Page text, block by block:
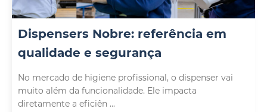
Dispensers Nobre: referência em
qualidade e segurança
No mercado de higiene profissional, o dispenser vai
muito além da funcionalidade. Ele impacta
diretamente a eficiên ...